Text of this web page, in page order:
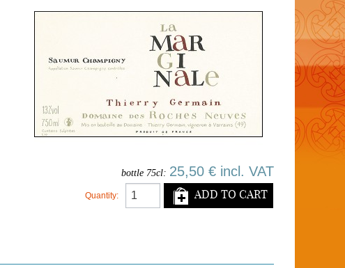
bottle 75cl: 25,50 € incl. VAT
Quantity: ADD TO CART